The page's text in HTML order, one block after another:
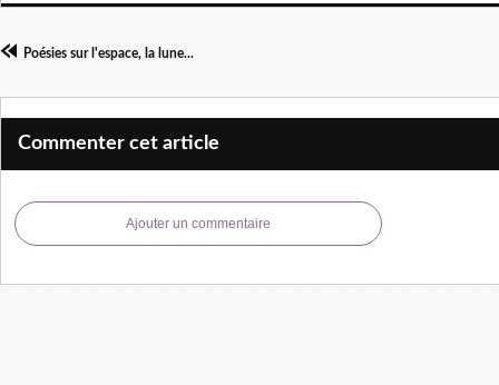
Poésies sur l'espace, la lune...
Commenter cet article
Ajouter un commentaire